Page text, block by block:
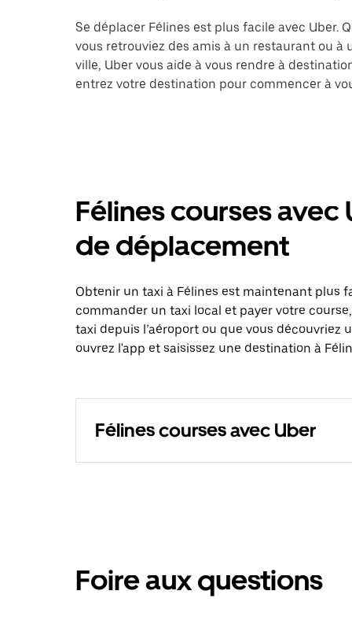
Se déplacer Félines est plus facile avec Uber.
vous retrouviez des amis à un restaurant ou
ville, Uber vous aide à vous rendre à
entrez votre destination pour commencer à
Félines courses
de déplacement
Obtenir un taxi à Félines est maintenant plus
commander un taxi local et payer votre
taxi depuis l’aéroport ou que vous
ouvrez l'app et saisissez une destination à
Félines courses avec Uber
Foire aux questions